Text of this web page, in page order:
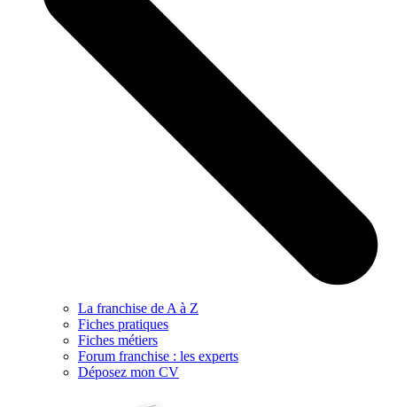
La franchise de A à Z
Fiches pratiques
Fiches métiers
Forum franchise : les experts
Déposez mon CV